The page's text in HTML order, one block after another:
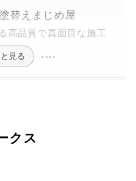
替えまじめ屋
高品質で真面目な施工
見る
クス